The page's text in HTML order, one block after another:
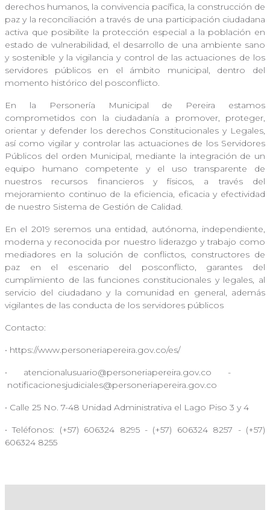
derechos humanos, la convivencia pacífica, la construcción de
paz y la reconciliación a través de una participación ciudadana
activa que posibilite la protección especial a la población en
estado de vulnerabilidad, el desarrollo de una ambiente sano
y sostenible y la vigilancia y control de las actuaciones de los
servidores públicos en el ámbito municipal, dentro del
momento histórico del posconflicto.
En la Personería Municipal de Pereira estamos
comprometidos con la ciudadanía a promover, proteger,
orientar y defender los derechos Constitucionales y Legales,
así como vigilar y controlar las actuaciones de los Servidores
Públicos del orden Municipal, mediante la integración de un
equipo humano competente y el uso transparente de
nuestros recursos financieros y físicos, a través del
mejoramiento continuo de la eficiencia, eficacia y efectividad
de nuestro Sistema de Gestión de Calidad.
En el 2019 seremos una entidad, autónoma, independiente,
moderna y reconocida por nuestro liderazgo y trabajo como
mediadores en la solución de conflictos, constructores de
paz en el escenario del posconflicto, garantes del
cumplimiento de las funciones constitucionales y legales, al
servicio del ciudadano y la comunidad en general, además
vigilantes de las conducta de los servidores públicos
Contacto:
• https://www.personeriapereira.gov.co/es/
• atencionalusuario@personeriapereira.gov.co -
notificacionesjudiciales@personeriapereira.gov.co
• Calle 25 No. 7-48 Unidad Administrativa el Lago Piso 3 y 4
• Teléfonos: (+57) 606324 8295 - (+57) 606324 8257 - (+57)
606324 8255